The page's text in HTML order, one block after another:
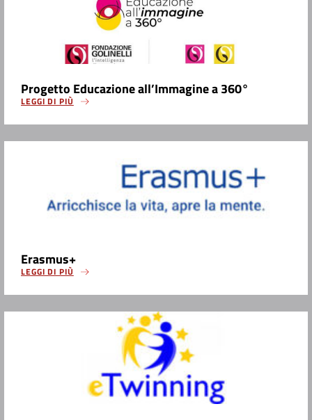
Progetto Educazione all’Immagine a 360°
LEGGI DI PIÙ
Erasmus+
LEGGI DI PIÙ